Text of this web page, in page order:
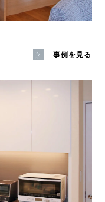
事例を見る